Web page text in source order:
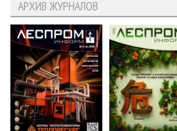
АРХИВ ЖУРНАЛОВ